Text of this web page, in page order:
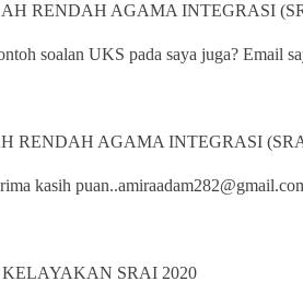
RENDAH AGAMA INTEGRASI
soalan UKS pada saya juga? Email
RENDAH AGAMA INTEGRASI
kasih
SRAI 2020